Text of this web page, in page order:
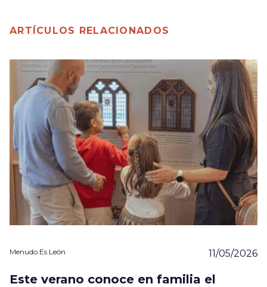
ARTÍCULOS RELACIONADOS
Menudo Es León 11/05/2026
Este verano conoce en familia el